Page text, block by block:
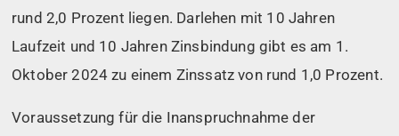
rund 2,0 Prozent liegen. Darlehen mit 10 Jahren
Laufzeit und 10 Jahren Zinsbindung gibt es am 1.
Oktober 2024 zu einem Zinssatz von rund 1,0 Prozent.
Voraussetzung für die Inanspruchnahme der